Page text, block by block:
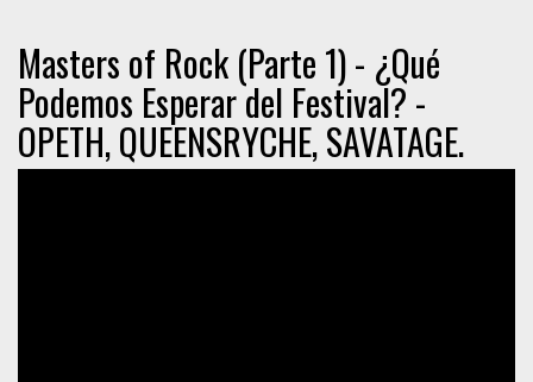
Masters of Rock (Parte 1) - ¿Qué
Podemos Esperar del Festival? -
OPETH, QUEENSRYCHE, SAVATAGE.